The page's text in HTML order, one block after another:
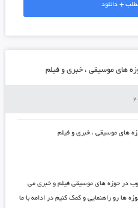
+ دانلود
به معرفی ۵ وبسایت خوب در حوزه های موسیقی فیلم و خبری می
ها رو راهنمایی و کمک کنیم در ادامه با ما